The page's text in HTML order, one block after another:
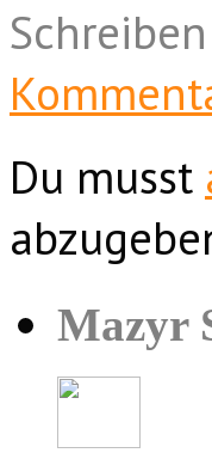
Du musst
Mazyr